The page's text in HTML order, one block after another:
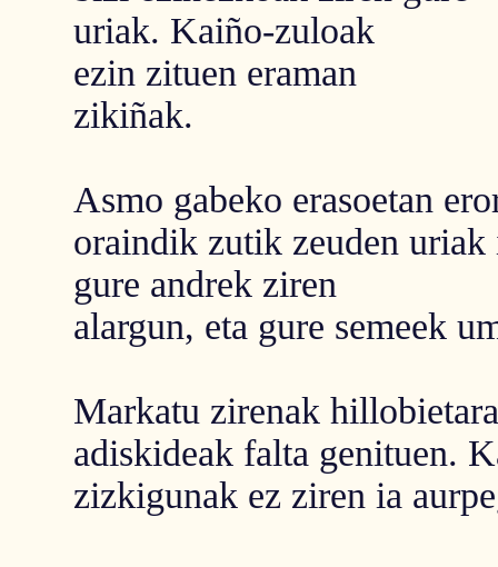
uriak. Kaiño-zuloak
ezin zituen eraman
zikiñak.
Asmo gabeko erasoetan
oraindik zutik zeuden uriak
gure andrek ziren
alargun, eta gure semeek
Markatu zirenak
adiskideak falta genituen.
zizkigunak ez ziren ia